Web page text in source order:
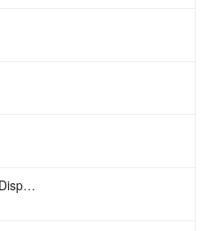
Achille Lauro – Amore Disperato